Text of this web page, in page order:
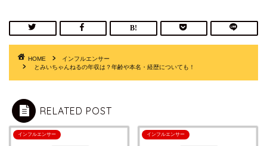
HOME
インフルエンサー
とみいちゃんねるの年収は？年齢や本名・経歴についても！
RELATED POST
インフルエンサー インフルエンサー